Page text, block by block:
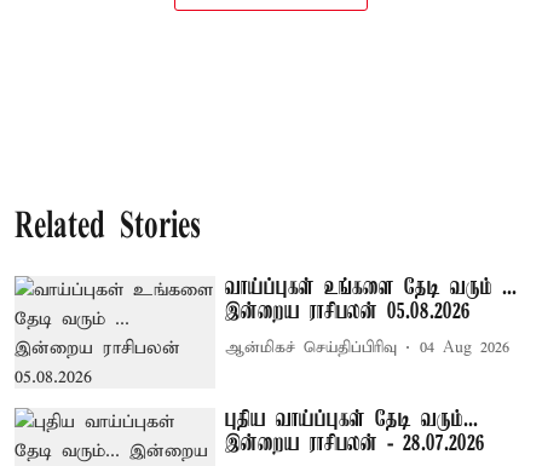
Related Stories
வாய்ப்புகள் உங்களை தேடி வரும் ...
இன்றைய ராசிபலன் 05.08.2026
ஆன்மிகச் செய்திப்பிரிவு 04 Aug 2026
புதிய வாய்ப்புகள் தேடி வரும்...
இன்றைய ராசிபலன் - 28.07.2026